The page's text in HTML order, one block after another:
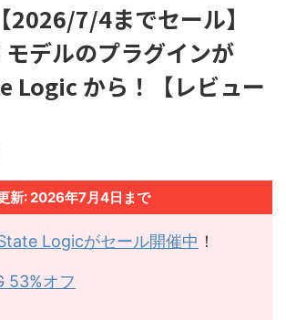
2026/7/4までセール】
デルのプラグインが
Logic から！【レビュー
新: 2026年7月4日まで
Logicがセール開催中 ！
53%オフ